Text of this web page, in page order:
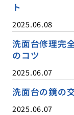
ト
2025.06.08
洗面台修理完
のコツ
2025.06.07
洗面台の鏡の
2025.06.07